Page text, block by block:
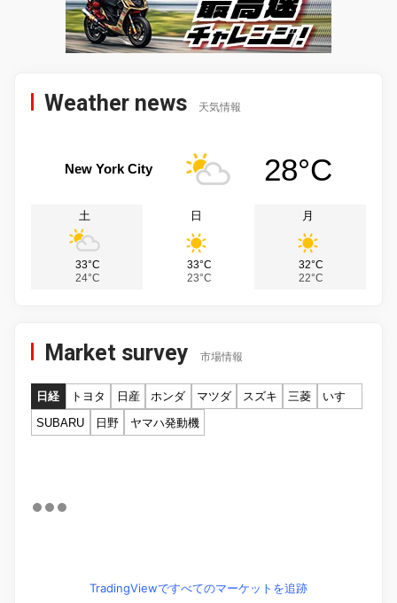
Weather news 天気情報
New York City 28°C
土
33°C
24°C
日
33°C
23°C
月
32°C
22°C
Market survey 市場情報
日経 トヨタ 日産 ホンダ マツダ スズキ 三菱
いすゞ
SUBARU
日野 ヤマハ発動機
TradingViewですべてのマーケットを追跡